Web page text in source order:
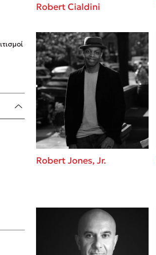
πίσω
Robert Cialdini
Robert Jones, Jr.